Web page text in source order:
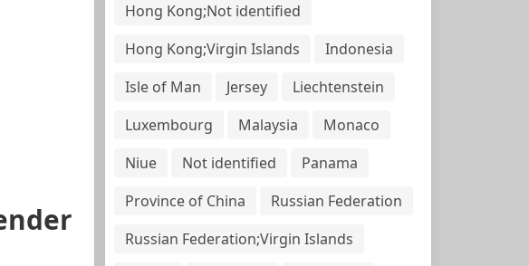
Hong Kong;Not identified
Hong Kong;Virgin Islands
Indonesia
Isle of Man
Jersey
Liechtenstein
Luxembourg
Malaysia
Monaco
Niue
Not identified
Panama
Province of China
Russian Federation
Russian Federation;Virgin Islands